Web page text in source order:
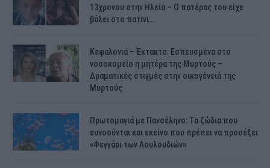
13χρονου στην Ηλεία – Ο πατέρας του είχε
βάλει στο πατίνι…
Κεφαλονιά – Έκτακτο: Εσπευσμένα στο
νοσοκομείο η μητέρα της Μυρτούς –
Δραματικές στιγμές στην οικογένειά της
Μυρτούς
Πρωτομαγιά με Πανσέληνο: Τα ζώδια που
ευνοούνται και εκείνο που πρέπει να προσέξει
«Φεγγάρι των Λουλουδιών»